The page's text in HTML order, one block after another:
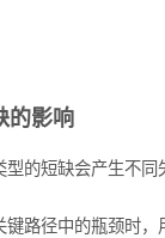
的影响
的短缺会产生不同
键路径中的瓶颈时